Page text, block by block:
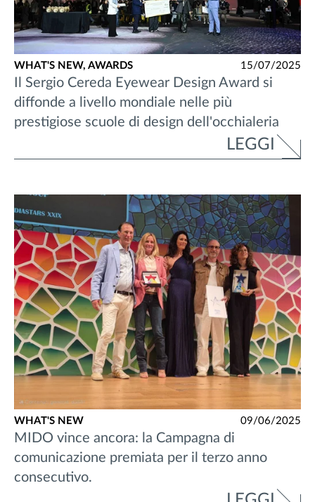
WHAT'S NEW, AWARDS 15/07/2025
Il Sergio Cereda Eyewear Design Award si
diffonde a livello mondiale nelle più
prestigiose scuole di design dell'occhialeria
LEGGI
WHAT'S NEW 09/06/2025
MIDO vince ancora: la Campagna di
comunicazione premiata per il terzo anno
consecutivo.